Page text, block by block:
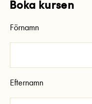
Boka kursen
Förnamn
Efternamn